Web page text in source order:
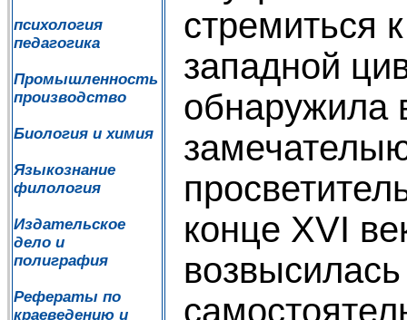
психология
педагогика
Промышленность
производство
Биология и химия
Языкознание
филология
Издательское
дело и
полиграфия
Рефераты по
краеведению и
стремиться
западной
обнаружила
конце ХVI